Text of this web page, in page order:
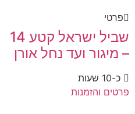
פרטי
שביל ישראל קטע 14
– מיגור ועד נחל אורן
כ-10 שעות
פרטים והזמנות